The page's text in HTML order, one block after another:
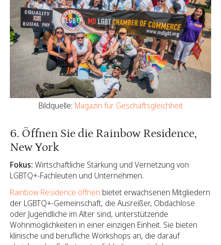
Bildquelle: Magazin für Geschäftsgleichheit
6. Öffnen Sie die Rainbow Residence,
New York
Fokus: Wirtschaftliche Stärkung und Vernetzung von
LGBTQ+-Fachleuten und Unternehmen.
Rainbow Residence öffnen bietet erwachsenen Mitgliedern
der LGBTQ+-Gemeinschaft, die Ausreißer, Obdachlose
oder Jugendliche im Alter sind, unterstützende
Wohnmöglichkeiten in einer einzigen Einheit. Sie bieten
klinische und berufliche Workshops an, die darauf